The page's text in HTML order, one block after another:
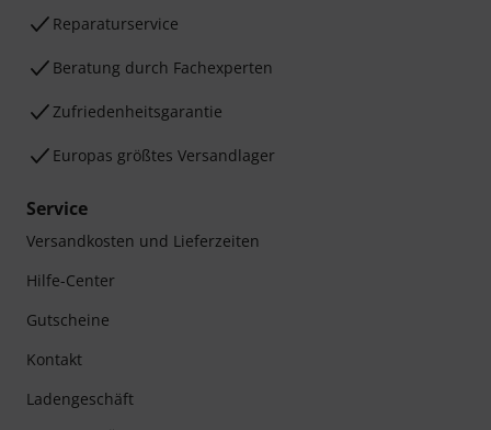
Reparaturservice
Beratung durch Fachexperten
Zufriedenheitsgarantie
Europas größtes Versandlager
Service
Versandkosten und Lieferzeiten
Hilfe-Center
Gutscheine
Kontakt
Ladengeschäft